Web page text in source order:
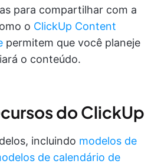
para compartilhar com a
o ClickUp Content
permitem que você planeje
o conteúdo.
do ClickUp
incluindo modelos de
de calendário de